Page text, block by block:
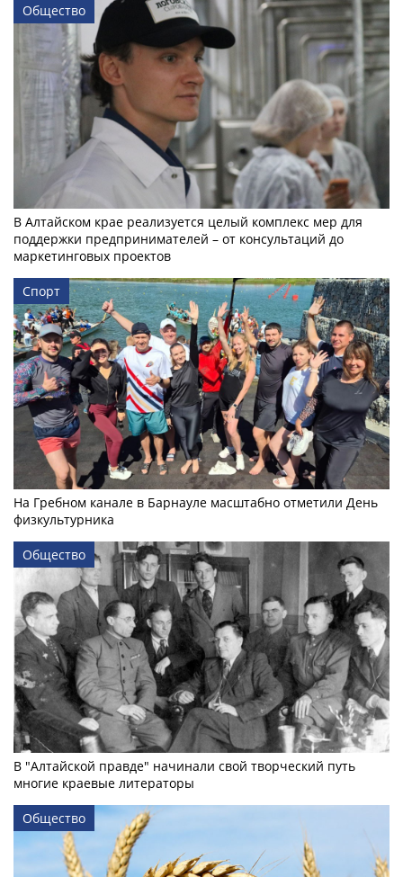
Общество
В Алтайском крае реализуется целый комплекс мер для
поддержки предпринимателей – от консультаций до
маркетинговых проектов
Спорт
На Гребном канале в Барнауле масштабно отметили День
физкультурника
Общество
В "Алтайской правде" начинали свой творческий путь
многие краевые литераторы
Общество